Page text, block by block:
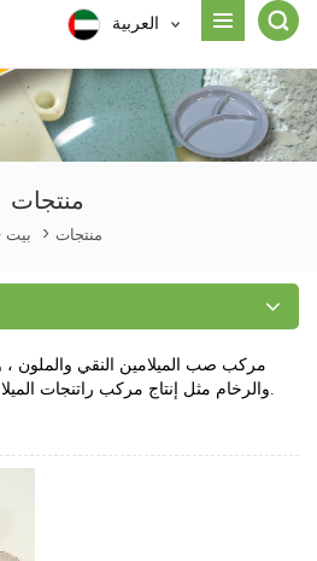
العربية
منتجات
بيت > منتجات
مركب صب الميلامين النقي والملون